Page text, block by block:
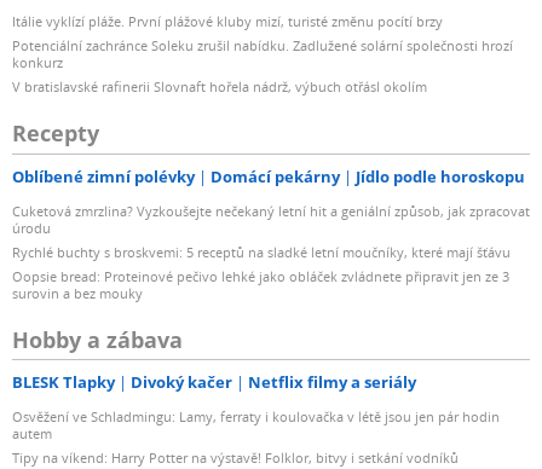
Itálie vyklízí pláže. První plážové kluby mizí, turisté změnu pocítí brzy
Potenciální zachránce Soleku zrušil nabídku. Zadlužené solární společnosti hrozí
konkurz
V bratislavské rafinerii Slovnaft hořela nádrž, výbuch otřásl okolím
Recepty
Oblíbené zimní polévky Domácí pekárny Jídlo podle horoskopu
Cuketová zmrzlina? Vyzkoušejte nečekaný letní hit a geniální způsob, jak zpracovat
úrodu
Rychlé buchty s broskvemi: 5 receptů na sladké letní moučníky, které mají šťávu
Oopsie bread: Proteinové pečivo lehké jako obláček zvládnete připravit jen ze 3
surovin a bez mouky
Hobby a zábava
BLESK Tlapky Divoký kačer Netflix filmy a seriály
Osvěžení ve Schladmingu: Lamy, ferraty i koulovačka v létě jsou jen pár hodin
autem
Tipy na víkend: Harry Potter na výstavě! Folklor, bitvy i setkání vodníků